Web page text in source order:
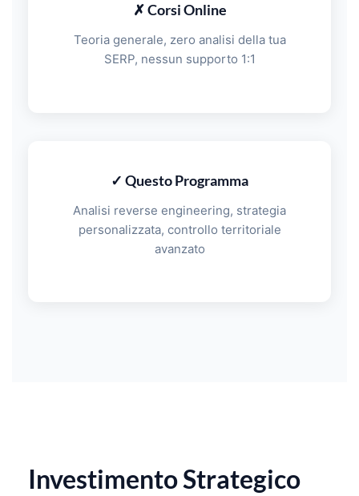
✗ Corsi Online
Teoria generale, zero analisi della tua
SERP, nessun supporto 1:1
✓ Questo Programma
Analisi reverse engineering, strategia
personalizzata, controllo territoriale
avanzato
Investimento Strategico